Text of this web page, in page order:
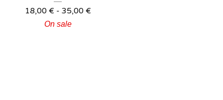
18,00 € - 35,00 €
On sale